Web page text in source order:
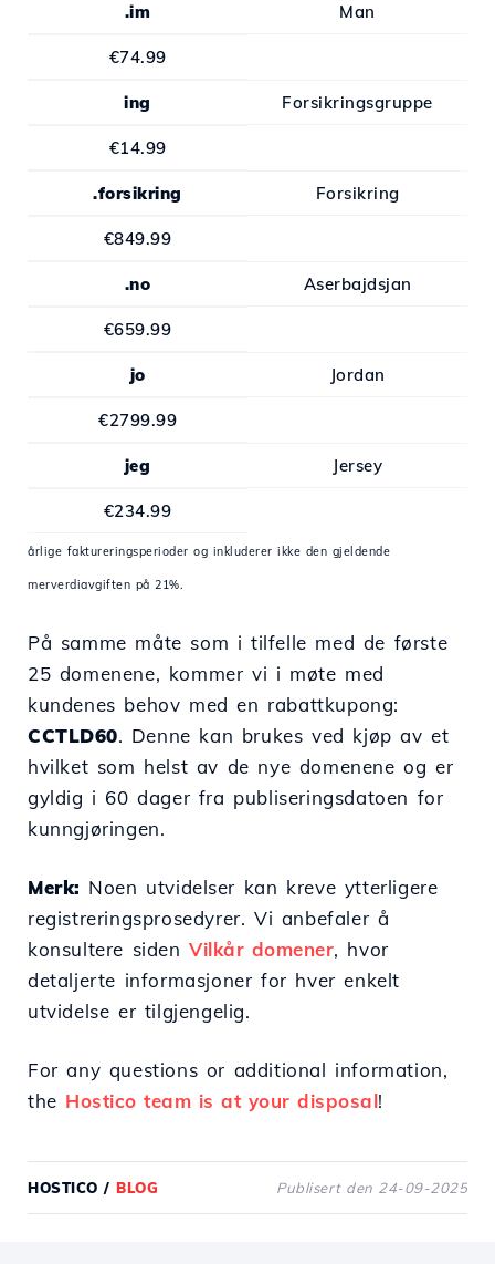
.im Man
€74.99
ing Forsikringsgruppe
€14.99
.forsikring Forsikring
€849.99
.no Aserbajdsjan
€659.99
jo Jordan
€2799.99
jeg Jersey
€234.99
årlige faktureringsperioder og inkluderer ikke den gjeldende
merverdiavgiften på 21%.
På samme måte som i tilfelle med de første
25 domenene, kommer vi i møte med
kundenes behov med en rabattkupong:
CCTLD60. Denne kan brukes ved kjøp av et
hvilket som helst av de nye domenene og er
gyldig i 60 dager fra publiseringsdatoen for
kunngjøringen.
Merk: Noen utvidelser kan kreve ytterligere
registreringsprosedyrer. Vi anbefaler å
konsultere sidenVilkår domener, hvor
detaljerte informasjoner for hver enkelt
utvidelse er tilgjengelig.
For any questions or additional information,
the Hostico team is at your disposal!
HOSTICO / BLOG Publisert den 24-09-2025